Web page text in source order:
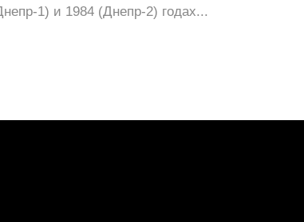
1) и 1984 (Днепр-2) годах...